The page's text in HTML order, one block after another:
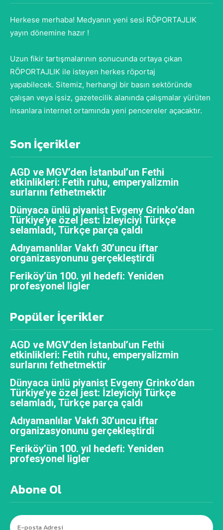
Herkese merhaba! Medyanın yeni sesi RÖPORTAJLIK
yayın dönemine hazır !
Uzun fikir tartışmalarının sonucunda ortaya çıkan
RÖPORTAJLIK ile isteyen herkes röportaj
yapabilecek. Sitemiz, herhangi bir basın sektöründe
çalışan veya işsiz, gazetecilik alanında çalışmalar yürüten
insanlara internet ortamında yeni pencereler açacaktır.
Son İçerikler
AGD ve MGV’den İstanbul’un Fethi
etkinlikleri: Fetih ruhu, emperyalizmin
surlarını fethetmektir
Dünyaca ünlü piyanist Evgeny Grinko’dan
Türkiye’ye özel jest: İzleyiciyi Türkçe
selamladı, Türkçe parça çaldı
Adıyamanlılar Vakfı 30’uncu iftar
organizasyonunu gerçekleştirdi
Feriköy’ün 100. yıl hedefi: Yeniden
profesyonel ligler
Popüler İçerikler
AGD ve MGV’den İstanbul’un Fethi
etkinlikleri: Fetih ruhu, emperyalizmin
surlarını fethetmektir
Dünyaca ünlü piyanist Evgeny Grinko’dan
Türkiye’ye özel jest: İzleyiciyi Türkçe
selamladı, Türkçe parça çaldı
Adıyamanlılar Vakfı 30’uncu iftar
organizasyonunu gerçekleştirdi
Feriköy’ün 100. yıl hedefi: Yeniden
profesyonel ligler
Abone Ol